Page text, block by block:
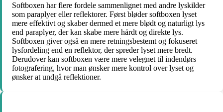
Softboxen har flere fordele sammenlignet med andre lyskilder
som paraplyer eller reflektorer. Først bløder softboxen lyset
mere effektivt og skaber dermed et mere blødt og naturligt lys
end paraplyer, der kan skabe mere hårdt og direkte lys.
Softboxen giver også en mere retningsbestemt og fokuseret
lysfordeling end en reflektor, der spreder lyset mere bredt.
Derudover kan softboxen være mere velegnet til indendørs
fotografering, hvor man ønsker mere kontrol over lyset og
ønsker at undgå reflektioner.